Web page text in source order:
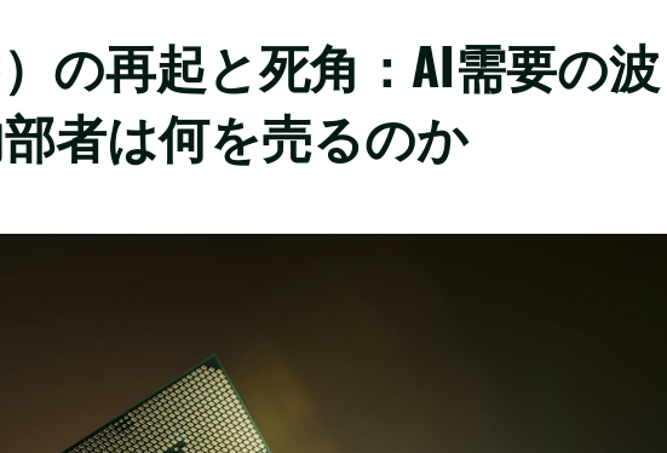
の再起と死角：AI需要の波
者は何を売るのか